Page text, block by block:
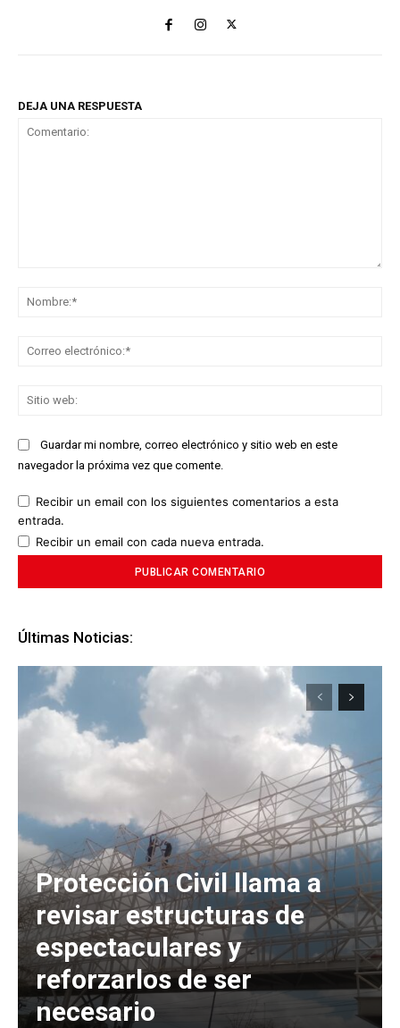
DEJA UNA RESPUESTA
Guardar mi nombre, correo electrónico y sitio web en este
navegador la próxima vez que comente.
Recibir un email con los siguientes comentarios a esta
entrada.
Recibir un email con cada nueva entrada.
Últimas Noticias:
Protección Civil llama a
revisar estructuras de
espectaculares y
reforzarlos de ser
necesario